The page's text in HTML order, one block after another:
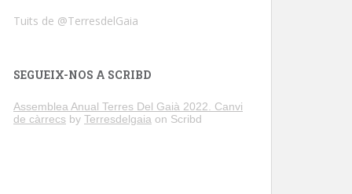
Tuits de @TerresdelGaia
SEGUEIX-NOS A SCRIBD
Assemblea Anual Terres Del Gaià 2022. Canvi
de càrrecs by Terresdelgaia on Scribd